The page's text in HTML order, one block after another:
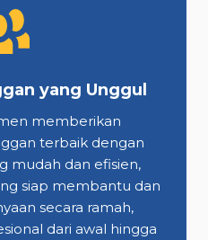
yang Unggul
memberikan
terbaik dengan
mudah dan efisien,
siap membantu dan
secara ramah,
dari awal hingga